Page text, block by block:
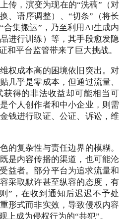
传，演变为现在的“洗稿”（对
、语序调整）、“切条”（将长
合集搬运”，乃至利用AI生成内
进行训练）等，其手段愈发隐
和平台监管带来了巨大挑战。
成本高的困境依旧突出。对
几乎是零成本，但通过流量、
获得的非法收益却可能相当可
个人创作者和中小企业，则需
钱进行取证、公证、诉讼，维
复杂性与责任边界的模糊。
是内容传播的渠道，也可能沦
益者。部分平台为追求流量和
采取默许甚至纵容的态度，有
”，在收到通知后迟迟不予处
形式而非实效，导致侵权内容
上成为侵权行为的“共犯”。